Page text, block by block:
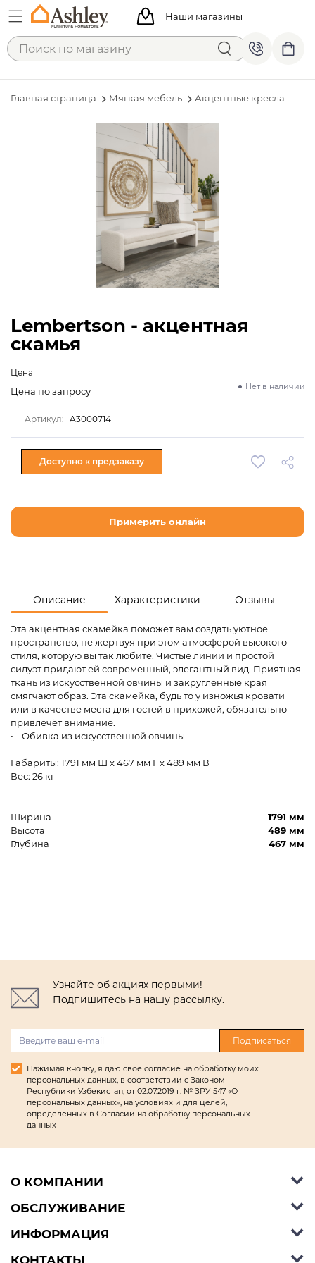
Наши магазины
Главная страница Мягкая мебель Акцентные кресла
Примерить онлайн
Описание Характеристики Отзывы
Эта акцентная скамейка поможет вам создать уютное
пространство, не жертвуя при этом атмосферой высокого
стиля, которую вы так любите. Чистые линии и простой
силуэт придают ей современный, элегантный вид. Приятная
ткань из искусственной овчины и закругленные края
смягчают образ. Эта скамейка, будь то у изножья кровати
или в качестве места для гостей в прихожей, обязательно
привлечёт внимание.
• Обивка из искусственной овчины
Габариты: 1791 мм Ш x 467 мм Г x 489 мм В
Вес: 26 кг
Ширина
1791 мм
Высота
489 мм
Глубина
467 мм
Lembertson - акцентная
скамья
Цена
Нет в наличии
Цена по запросу
Артикул: A3000714
Доступно к предзаказу
Узнайте об акциях первыми!
Подпишитесь на нашу рассылку.
Подписаться
Нажимая кнопку, я даю свое согласие на обработку моих
персональных данных, в соответствии с Законом
Республики Узбекистан, от 02.07.2019 г. № ЗРУ-547 «О
персональных данных», на условиях и для целей,
определенных в Согласии на обработку персональных
данных
О КОМПАНИИ
Об Ashley Furniture HomeStore
Контакты
ОБСЛУЖИВАНИЕ
Справочный центр
ИНФОРМАЦИЯ